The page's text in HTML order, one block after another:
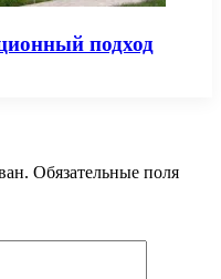
подход
Обязательные поля